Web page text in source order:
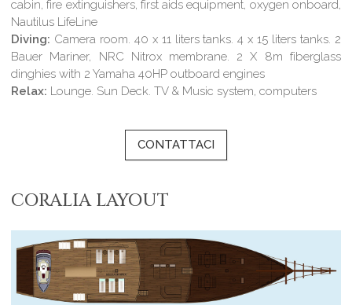
cabin, fire extinguishers, first aids equipment, oxygen onboard,
Nautilus LifeLine
Diving: Camera room. 40 x 11 liters tanks. 4 x 15 liters tanks. 2
Bauer Mariner, NRC Nitrox membrane. 2 X 8m fiberglass
dinghies with 2 Yamaha 40HP outboard engines
Relax: Lounge. Sun Deck. TV & Music system, computers
CONTATTACI
CORALIA LAYOUT